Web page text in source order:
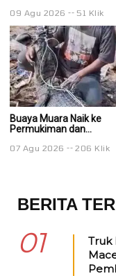
09 Agu 2026 51 Klik
Buaya Muara Naik ke
Permukiman dan...
07 Agu 2026 206 Klik
BERITA
01
Truk